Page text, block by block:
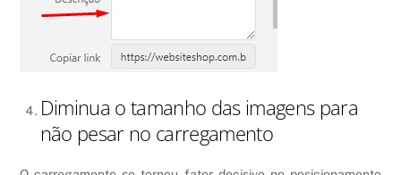
Diminua o tamanho das imagens para
não pesar no carregamento